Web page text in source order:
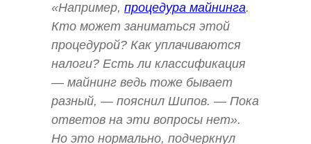
«Например, процедура майнинга.
Кто может заниматься этой
процедурой? Как уплачиваются
налоги? Есть ли классификация
— майнинг ведь тоже бывает
разный, — пояснил Шипов. — Пока
ответов на эти вопросы нет».
Но это нормально, подчеркнул